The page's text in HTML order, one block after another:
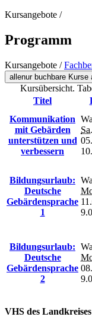
Kursangebote /
Programm
Kursangebote /
allenur buchbare Kurse
Kursübersicht.
Titel
Kommunikation
mit Gebärden
unterstützen und
verbessern
Sa.
Bildungsurlaub:
Deutsche
Gebärdensprache
1
Bildungsurlaub:
Deutsche
Gebärdensprache
2
VHS des